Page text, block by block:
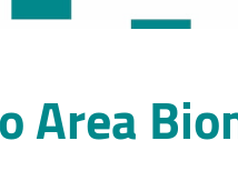
Area